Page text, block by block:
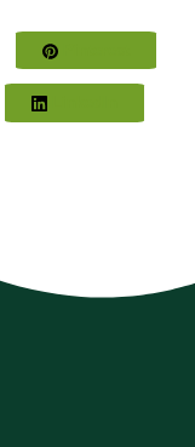
Pinterest
LinkedIn